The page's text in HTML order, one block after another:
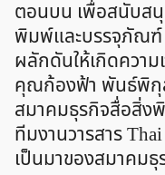
ตอนบน เพื่อสนับสนุ
พิมพ์และบรรจุภัณฑ์
ผลักดันให้เกิดความ
คุณก้องฟ้า พันธ์พิกุ
สมาคมธุรกิจสื่อสิ่ง
ทีมงานวารสาร
เป็นมาของสมาคม